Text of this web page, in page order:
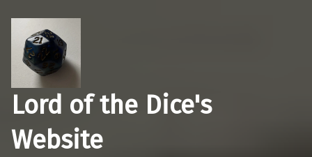
Lord of the Dice's
Website